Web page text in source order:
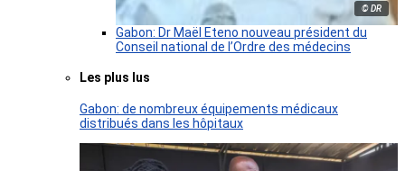
© DR
Gabon: Dr Maël Eteno nouveau président du
Conseil national de l’Ordre des médecins
Les plus lus
Gabon: de nombreux équipements médicaux
distribués dans les hôpitaux